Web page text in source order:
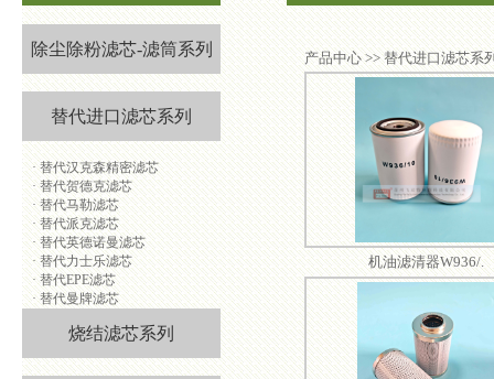
除尘除粉滤芯-滤筒系列
替代进口滤芯系列
·替代汉克森精密滤芯
·替代贺德克滤芯
·替代马勒滤芯
·替代派克滤芯
·替代英德诺曼滤芯
·替代力士乐滤芯
·替代EPE滤芯
·替代曼牌滤芯
烧结滤芯系列
产品中心 >> 替代进口滤芯系
机油滤清器W936/.